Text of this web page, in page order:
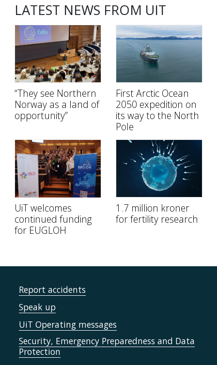
LATEST NEWS FROM UIT
“They see Northern
Norway as a land of
opportunity”
First Arctic Ocean
2050 expedition on
its way to the North
Pole
UiT welcomes
continued funding
for EUGLOH
1.7 million kroner
for fertility research
Report accidents
Speak up
UiT Operating messages
Security, Emergency Preparedness and Data
Protection